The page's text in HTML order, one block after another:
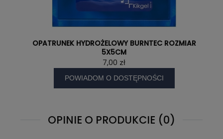
OPATRUNEK HYDROŻELOWY BURNTEC ROZMIAR
5X5CM
7,00 zł
POWIADOM O DOSTĘPNOŚCI
OPINIE O PRODUKCIE (0)